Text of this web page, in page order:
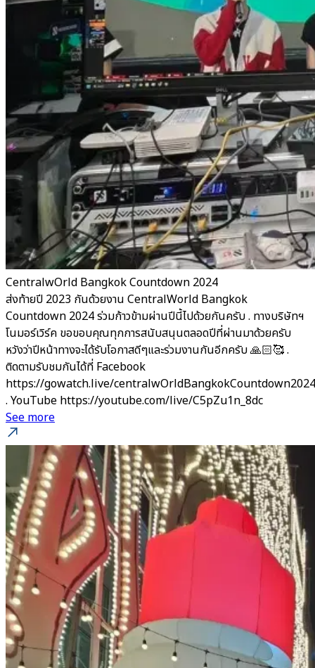
CentralwOrld Bangkok Countdown 2024
ส่งท้ายปี 2023 กันด้วยงาน CentralWorld Bangkok
Countdown 2024 ร่วมก้าวข้ามผ่านปีนี้ไปด้วยกันครับ . ทางบริษัทฯ
โนมอร์เวิร์ค ขอขอบคุณทุกการสนับสนุนตลอดปีที่ผ่านมาด้วยครับ
หวังว่าปีหน้าทางจะได้รับโอกาสดีๆและร่วมงานกันอีกครับ 🙏🏻🥰 .
ติดตามรับชมกันได้ที่ Facebook
https://gowatch.live/centralwOrldBangkokCountdown2024
. YouTube https://youtube.com/live/C5pZu1n_8dc
See more